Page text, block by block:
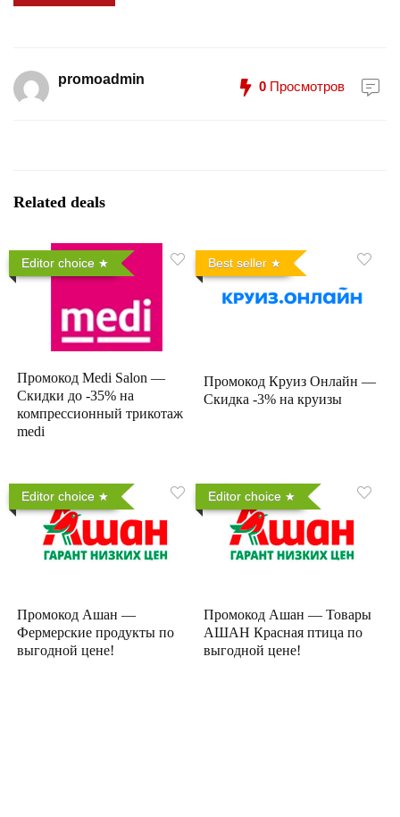
promoadmin 0 Просмотров
Related deals
Editor choice
Промокод Medi Salon —
Скидки до -35% на
компрессионный трикотаж
medi
Best seller
Промокод Круиз Онлайн —
Скидка -3% на круизы
Editor choice
Промокод Ашан —
Фермерские продукты по
выгодной цене!
Editor choice
Промокод Ашан — Товары
АШАН Красная птица по
выгодной цене!